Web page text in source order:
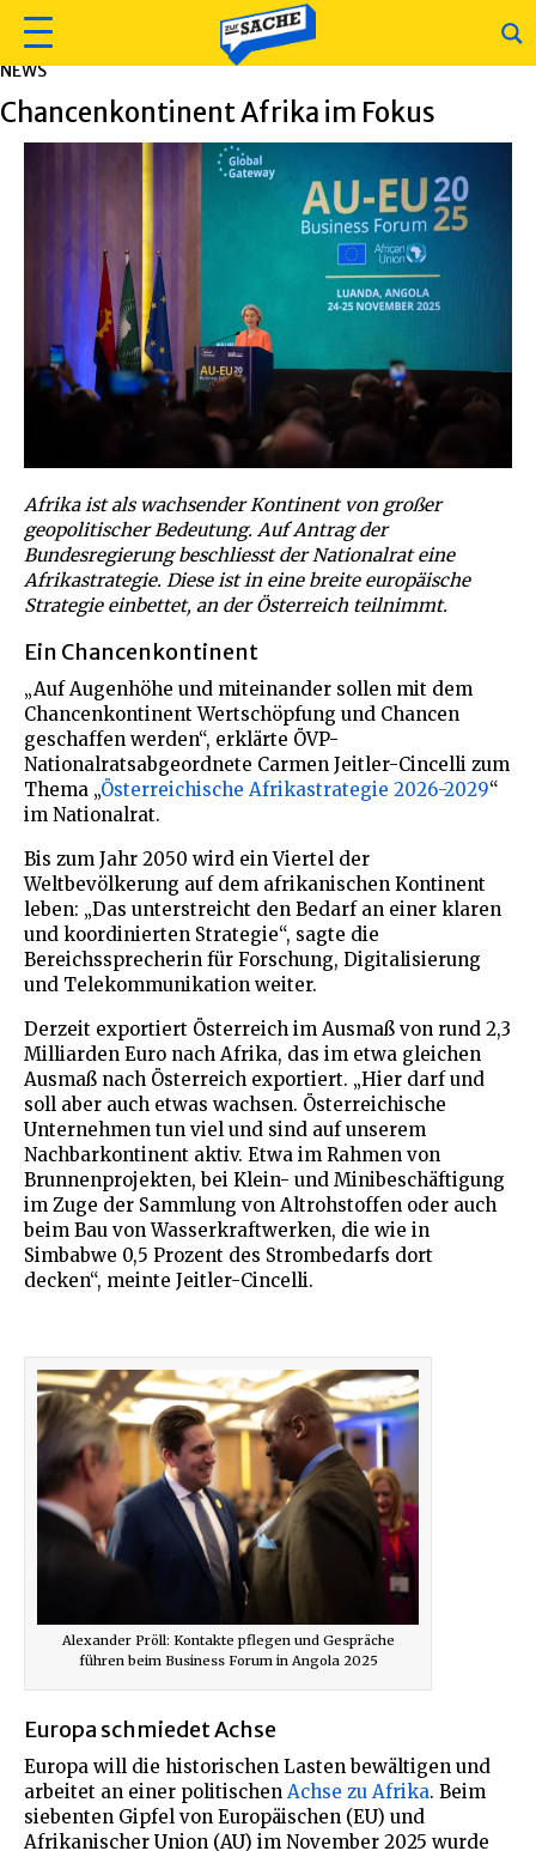
NEWS
Chancenkontinent Afrika im Fokus
Afrika ist als wachsender Kontinent von großer
geopolitischer Bedeutung. Auf Antrag der
Bundesregierung beschliesst der Nationalrat eine
Afrikastrategie. Diese ist in eine breite europäische
Strategie einbettet, an der Österreich teilnimmt.
Ein Chancenkontinent
„Auf Augenhöhe und miteinander sollen mit dem
Chancenkontinent Wertschöpfung und Chancen
geschaffen werden“, erklärte ÖVP-
Nationalratsabgeordnete Carmen Jeitler-Cincelli zum
Thema „Österreichische Afrikastrategie 2026-2029“
im Nationalrat.
Bis zum Jahr 2050 wird ein Viertel der
Weltbevölkerung auf dem afrikanischen Kontinent
leben: „Das unterstreicht den Bedarf an einer klaren
und koordinierten Strategie“, sagte die
Bereichssprecherin für Forschung, Digitalisierung
und Telekommunikation weiter.
Derzeit exportiert Österreich im Ausmaß von rund 2,3
Milliarden Euro nach Afrika, das im etwa gleichen
Ausmaß nach Österreich exportiert. „Hier darf und
soll aber auch etwas wachsen. Österreichische
Unternehmen tun viel und sind auf unserem
Nachbarkontinent aktiv. Etwa im Rahmen von
Brunnenprojekten, bei Klein- und Minibeschäftigung
im Zuge der Sammlung von Altrohstoffen oder auch
beim Bau von Wasserkraftwerken, die wie in
Simbabwe 0,5 Prozent des Strombedarfs dort
decken“, meinte Jeitler-Cincelli.
Alexander Pröll: Kontakte pflegen und Gespräche
führen beim Business Forum in Angola 2025
Europa schmiedet Achse
Europa will die historischen Lasten bewältigen und
arbeitet an einer politischen Achse zu Afrika. Beim
siebenten Gipfel von Europäischen (EU) und
Afrikanischer Union (AU) im November 2025 wurde